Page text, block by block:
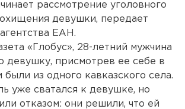
рассмотрение уголовного
девушки, передает
ЕАН.
«Глобус», 28-летний мужчина
девушку, присмотрев ее себе в
из одного кавказского села.
уже сватался к девушке, но
отказом: они решили, что ей